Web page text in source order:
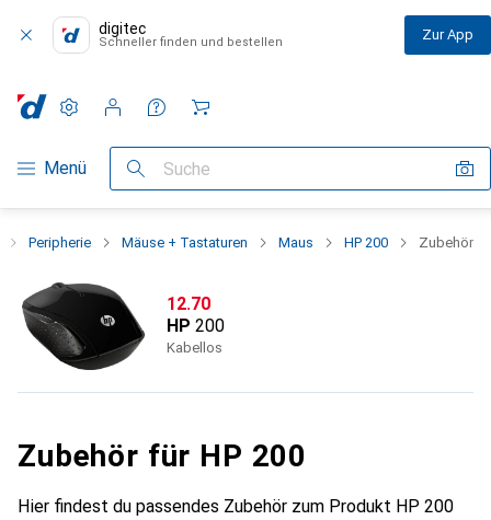
digitec
Schneller finden und bestellen Zur App
Navigation nach Kategorien
Menü Suche
Einstellungen
Kundenkonto
Vergleichslisten
Merklisten
Warenkorb
Peripherie Mäuse + Tastaturen Maus HP 200 Zubehör
CHF
12.70
HP 200
Kabellos
Zubehör für HP 200
Hier findest du passendes Zubehör zum Produkt HP 200